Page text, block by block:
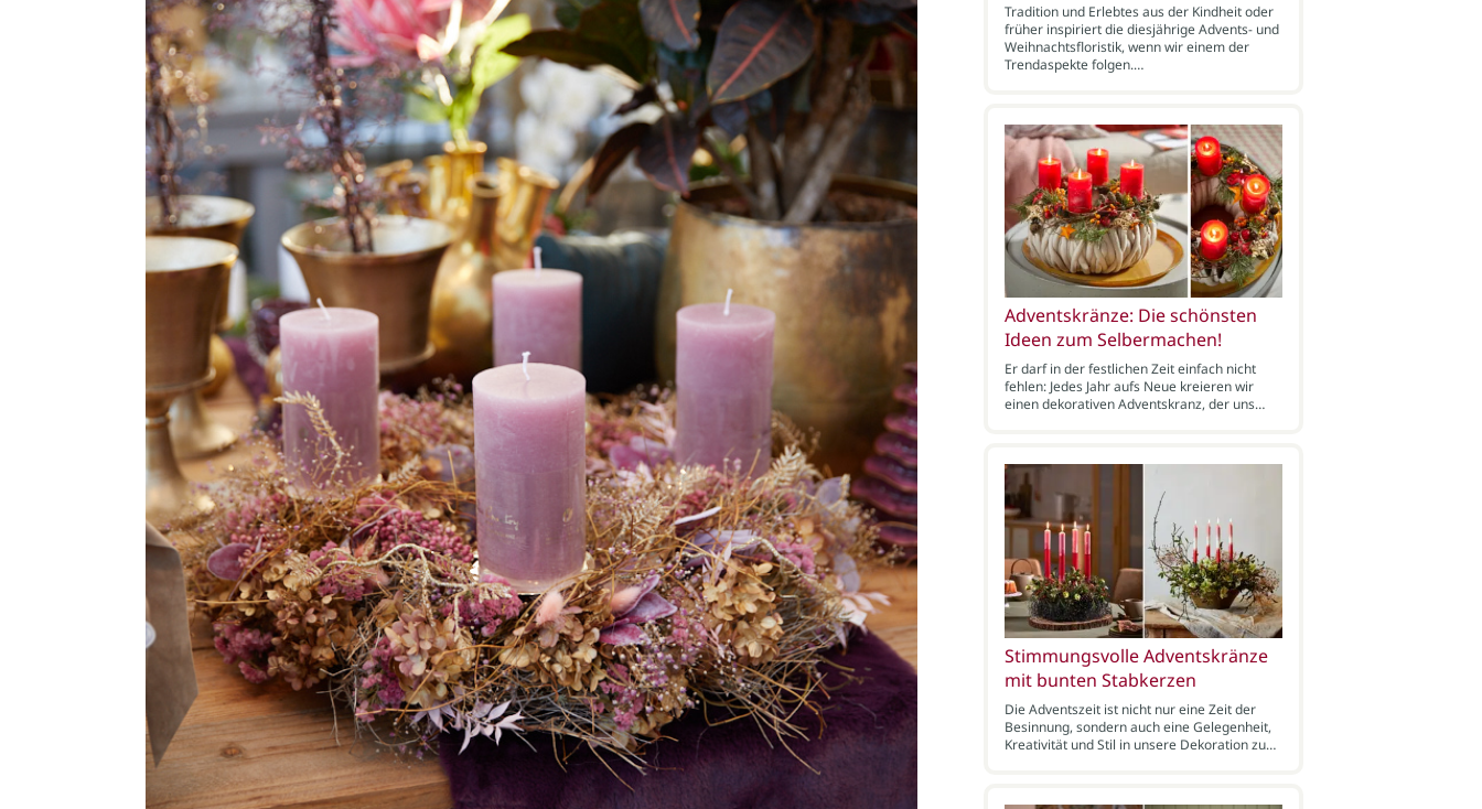
Tradition und Erlebtes aus der Kindheit oder
früher inspiriert die diesjährige Advents- und
Weihnachtsfloristik, wenn wir einem der
Trendaspekte folgen.…
Adventskränze: Die schönsten
Ideen zum Selbermachen!
Er darf in der festlichen Zeit einfach nicht
fehlen: Jedes Jahr aufs Neue kreieren wir
einen dekorativen Adventskranz, der uns…
Stimmungsvolle Adventskränze
mit bunten Stabkerzen
Die Adventszeit ist nicht nur eine Zeit der
Besinnung, sondern auch eine Gelegenheit,
Kreativität und Stil in unsere Dekoration zu…